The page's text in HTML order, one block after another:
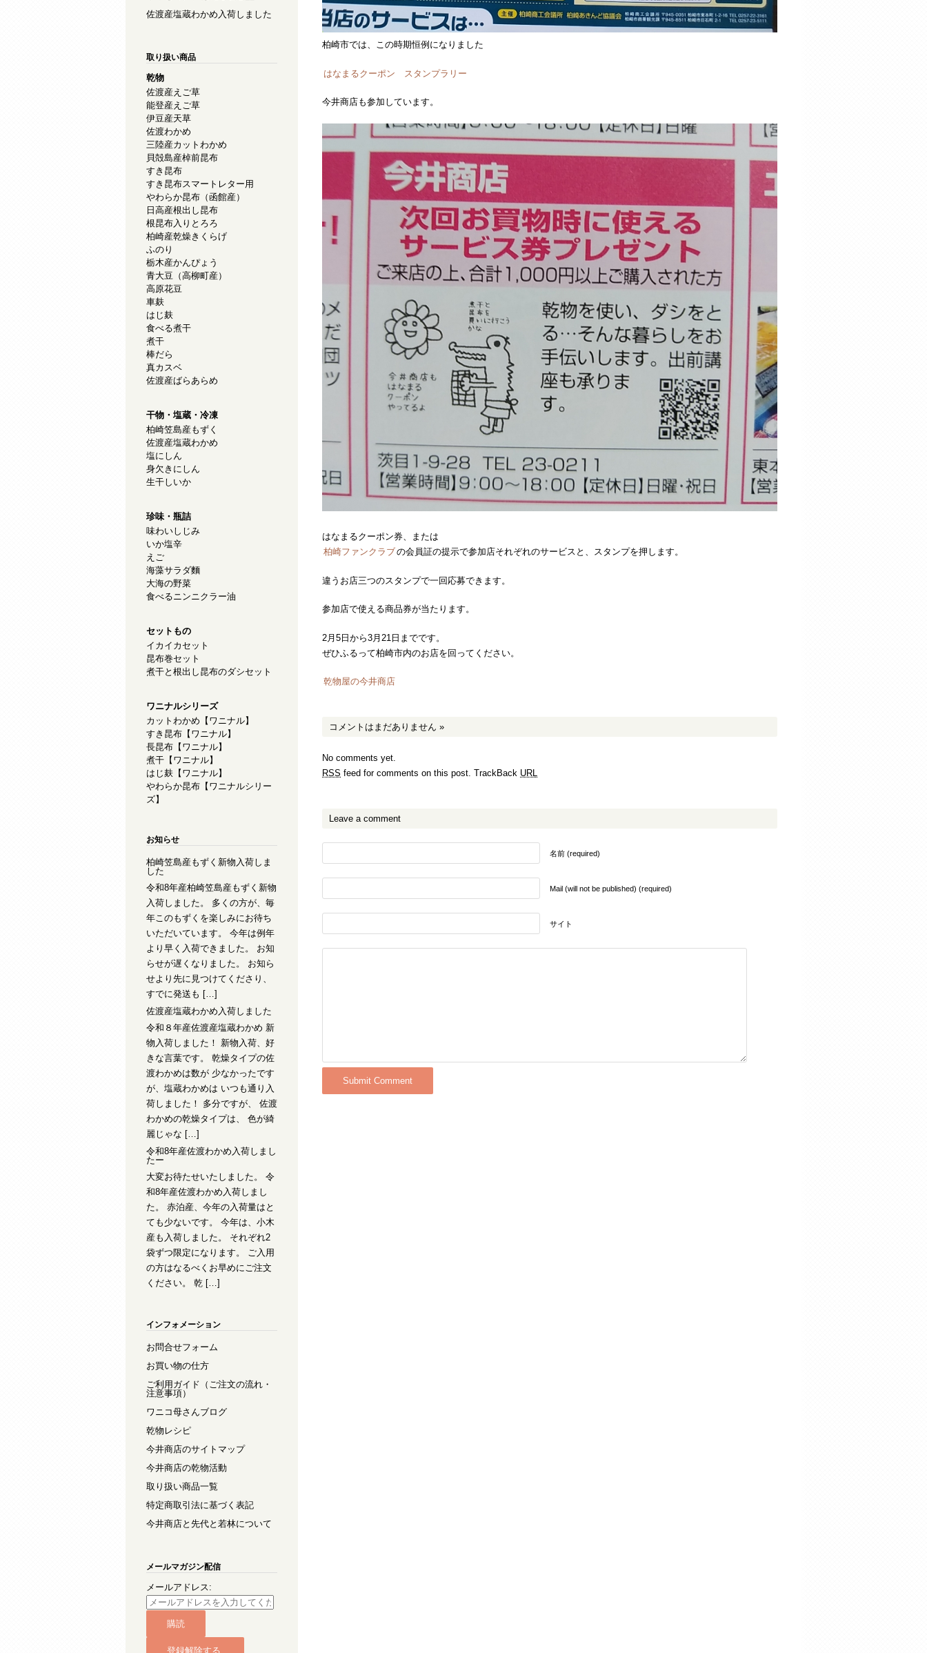
柏崎市では、この時期恒例になりました
はなまるクーポン スタンプラリー
今井商店も参加しています。
はなまるクーポン券、または
柏崎ファンクラブの会員証の提示で参加店それぞれのサービスと、スタンプを押します。
違うお店三つのスタンプで一回応募できます。
参加店で使える商品券が当たります。
2月5日から3月21日までです。
ぜひふるって柏崎市内のお店を回ってください。
乾物屋の今井商店
コメントはまだありません »
No comments yet.
RSS feed for comments on this post. TrackBack URL
Leave a comment
名前 (required)
Mail (will not be published) (required)
サイト
佐渡産塩蔵わかめ入荷しました
取り扱い商品
乾物
佐渡産えご草
能登産えご草
伊豆産天草
佐渡わかめ
三陸産カットわかめ
貝殻島産棹前昆布
すき昆布
すき昆布スマートレター用
やわらか昆布（函館産）
日高産根出し昆布
根昆布入りとろろ
柏崎産乾燥きくらげ
ふのり
栃木産かんぴょう
青大豆（高柳町産）
高原花豆
車麸
はじ麸
食べる煮干
煮干
棒だら
真カスベ
佐渡産ばらあらめ
干物・塩蔵・冷凍
柏崎笠島産もずく
佐渡産塩蔵わかめ
塩にしん
身欠きにしん
生干しいか
珍味・瓶詰
味わいしじみ
いか塩辛
えご
海藻サラダ麵
大海の野菜
食べるニンニクラー油
セットもの
イカイカセット
昆布巻セット
煮干と根出し昆布のダシセット
ワニナルシリーズ
カットわかめ【ワニナル】
すき昆布【ワニナル】
長昆布【ワニナル】
煮干【ワニナル】
はじ麸【ワニナル】
やわらか昆布【ワニナルシリー
ズ】
お知らせ
柏崎笠島産もずく新物入荷しま
した
令和8年産柏崎笠島産もずく新物
入荷しました。 多くの方が、毎
年このもずくを楽しみにお待ち
いただいています。 今年は例年
より早く入荷できました。 お知
らせが遅くなりました。 お知ら
せより先に見つけてくださり、
すでに発送も […]
佐渡産塩蔵わかめ入荷しました
令和８年産佐渡産塩蔵わかめ 新
物入荷しました！ 新物入荷、好
きな言葉です。 乾燥タイプの佐
渡わかめは数が 少なかったです
が、塩蔵わかめは いつも通り入
荷しました！ 多分ですが、 佐渡
わかめの乾燥タイプは、 色が綺
麗じゃな […]
令和8年産佐渡わかめ入荷しまし
たー
大変お待たせいたしました。 令
和8年産佐渡わかめ入荷しまし
た。 赤泊産、今年の入荷量はと
ても少ないです。 今年は、小木
産も入荷しました。 それぞれ2
袋ずつ限定になります。 ご入用
の方はなるべくお早めにご注文
ください。 乾 […]
インフォメーション
お問合せフォーム
お買い物の仕方
ご利用ガイド（ご注文の流れ・
注意事項）
ワニコ母さんブログ
乾物レシピ
今井商店のサイトマップ
今井商店の乾物活動
取り扱い商品一覧
特定商取引法に基づく表記
今井商店と先代と若林について
メールマガジン配信
メールアドレス: